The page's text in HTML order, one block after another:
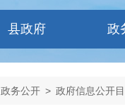
县政府 政
政务公开 > 政府信息公开